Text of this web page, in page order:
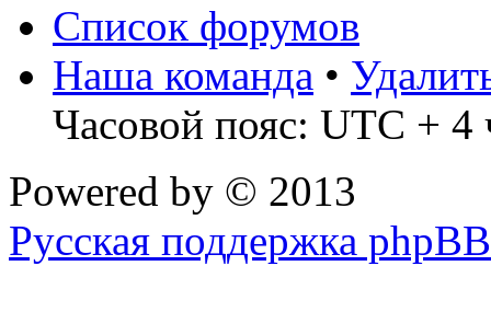
Список форумов
Наша команда •
Часовой пояс: UTC + 4
Powered by © 2013
Русская поддержка phpBB